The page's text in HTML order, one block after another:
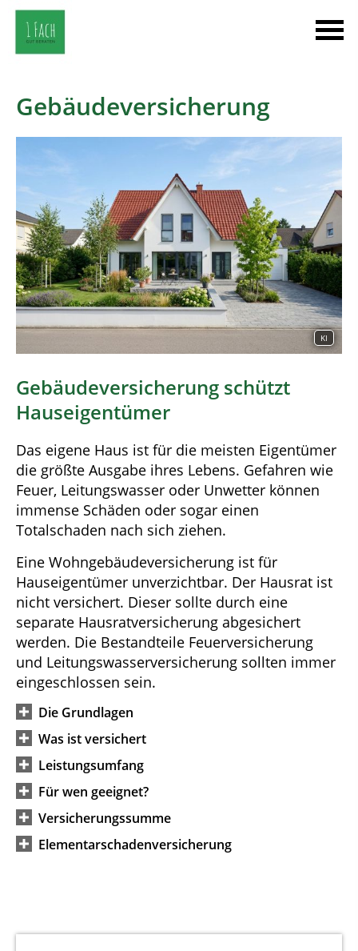
Gebäudeversicherung
KI
Gebäudeversicherung schützt
Hauseigentümer
Das eigene Haus ist für die meisten Eigentümer
die größte Ausgabe ihres Lebens. Gefahren wie
Feuer, Leitungswasser oder Unwetter können
immense Schäden oder sogar einen
Totalschaden nach sich ziehen.
Eine Wohngebäudeversicherung ist für
Hauseigentümer unverzichtbar. Der Hausrat ist
nicht versichert. Dieser sollte durch eine
separate Hausratversicherung abgesichert
werden. Die Bestandteile Feuerversicherung
und Leitungswasserversicherung sollten immer
eingeschlossen sein.
Die Grundlagen
Was ist versichert
Leistungsumfang
Für wen geeignet?
Versicherungssumme
Elementarschadenversicherung